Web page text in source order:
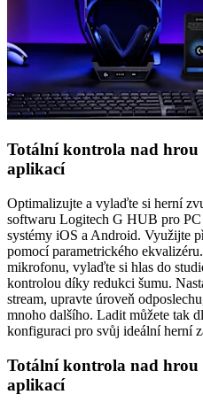
Totální kontrola nad
aplikací
Optimalizujte a vylaďte si herní
softwaru Logitech G HUB pro
systémy iOS a Android. Využijte
pomocí parametrického
mikrofonu, vylaďte si hlas do
kontrolou díky redukci šumu.
stream, upravte úroveň
mnoho dalšího. Ladit můžete tak
konfiguraci pro svůj ideální herní
Totální kontrola nad
aplikací